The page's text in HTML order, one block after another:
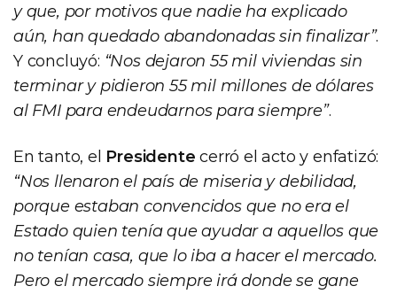
y que, por motivos que nadie ha explicado
aún, han quedado abandonadas sin finalizar”.
Y concluyó: “Nos dejaron 55 mil viviendas sin
terminar y pidieron 55 mil millones de dólares
al FMI para endeudarnos para siempre”.
En tanto, el Presidente cerró el acto y enfatizó:
“Nos llenaron el país de miseria y debilidad,
porque estaban convencidos que no era el
Estado quien tenía que ayudar a aquellos que
no tenían casa, que lo iba a hacer el mercado.
Pero el mercado siempre irá donde se gane